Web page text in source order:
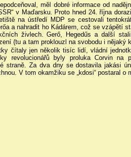
měl dobré informace od
v Maďarsku. Proto hned 24. října
na ústředí MDP se cestovali
a nahradit ho Kádárem, což se vzápětí
živlech. Gerő, Hegedűs a další
(tu a tam proklouzl na svobodu i
čítaly jen několik tisíc lidí, vládní
revolucionářů byly proluka Corvin na
straně. Za dva dny se dostavila jakási
V tom okamžiku se „kdosi“ postaral o